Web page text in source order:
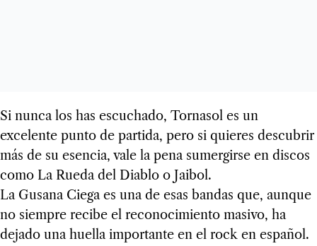
Si nunca los has escuchado, Tornasol es un
excelente punto de partida, pero si quieres descubrir
más de su esencia, vale la pena sumergirse en discos
como La Rueda del Diablo o Jaibol.
La Gusana Ciega es una de esas bandas que, aunque
no siempre recibe el reconocimiento masivo, ha
dejado una huella importante en el rock en español.